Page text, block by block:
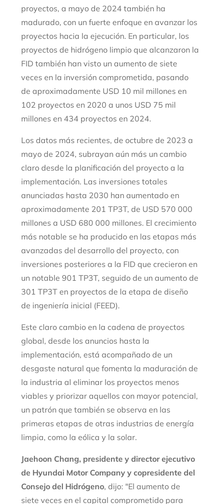
proyectos, a mayo de 2024 también ha
madurado, con un fuerte enfoque en avanzar los
proyectos hacia la ejecución. En particular, los
proyectos de hidrógeno limpio que alcanzaron la
FID también han visto un aumento de siete
veces en la inversión comprometida, pasando
de aproximadamente USD 10 mil millones en
102 proyectos en 2020 a unos USD 75 mil
millones en 434 proyectos en 2024.
Los datos más recientes, de octubre de 2023 a
mayo de 2024, subrayan aún más un cambio
claro desde la planificación del proyecto a la
implementación. Las inversiones totales
anunciadas hasta 2030 han aumentado en
aproximadamente 201 TP3T, de USD 570 000
millones a USD 680 000 millones. El crecimiento
más notable se ha producido en las etapas más
avanzadas del desarrollo del proyecto, con
inversiones posteriores a la FID que crecieron en
un notable 901 TP3T, seguido de un aumento de
301 TP3T en proyectos de la etapa de diseño
de ingeniería inicial (FEED).
Este claro cambio en la cadena de proyectos
global, desde los anuncios hasta la
implementación, está acompañado de un
desgaste natural que fomenta la maduración de
la industria al eliminar los proyectos menos
viables y priorizar aquellos con mayor potencial,
un patrón que también se observa en las
primeras etapas de otras industrias de energía
limpia, como la eólica y la solar.
Jaehoon Chang, presidente y director ejecutivo
de Hyundai Motor Company y copresidente del
Consejo del Hidrógeno, dijo: "El aumento de
siete veces en el capital comprometido para